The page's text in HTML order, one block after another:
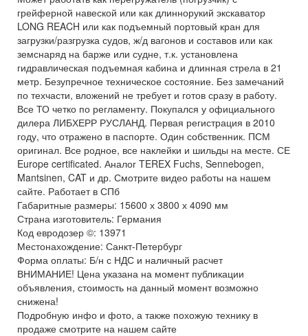
грейферной навеской или как длиннорукий экскаватор
LONG REACH или как подъемный портовый кран для
загрузки/разгрузка судов, ж/д вагонов и составов или как
земснаряд на барже или судне, т.к. установлена
гидравлическая подъемная кабина и длинная стрела в 21
метр. Безупречное техническое состояние. Без замечаний
по техчасти, вложений не требует и готов сразу в работу.
Все ТО четко по регламенту. Покупался у официального
дилера ЛИБХЕРР РУСЛАНД. Первая регистрация в 2010
году, что отражено в паспорте. Один собственник. ПСМ
оригинал. Все родное, все наклейки и шильды на месте. СЕ
Europe certificated. Аналог TEREX Fuchs, Sennebogen,
Mantsinen, CAT и др. Смотрите видео работы на нашем
сайте. Работает в СПб
Габаритные размеры: 15600 х 3800 х 4090 мм
Страна изготовитель: Германия
Код евродозер ©: 13971
Местонахождение: Санкт-Петербург
Форма оплаты: Б/н с НДС и наличный расчет
ВНИМАНИЕ! Цена указана на момент публикации
объявления, стоимость на данный момент возможно
снижена!
Подробную инфо и фото, а также похожую технику в
продаже смотрите на нашем сайте